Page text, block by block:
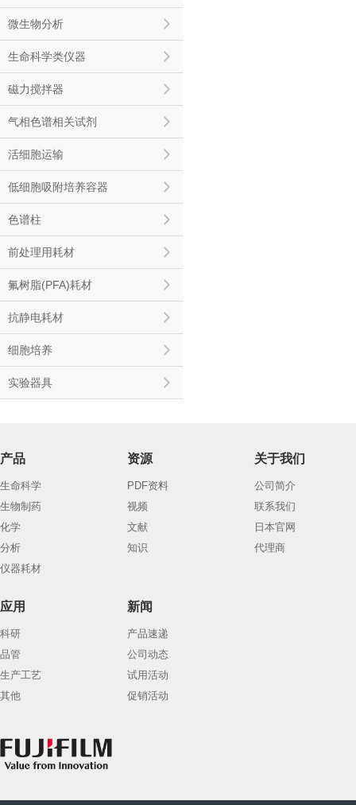
微生物分析
生命科学类仪器
磁力搅拌器
气相色谱相关试剂
活细胞运输
低细胞吸附培养容器
色谱柱
前处理用耗材
氟树脂(PFA)耗材
抗静电耗材
细胞培养
实验器具
产品
生命科学
生物制药
化学
分析
仪器耗材
资源
PDF资料
视频
文献
知识
关于我们
公司简介
联系我们
日本官网
代理商
应用
科研
品管
生产工艺
其他
新闻
产品速递
公司动态
试用活动
促销活动